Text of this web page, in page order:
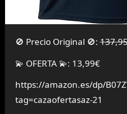
🚫 Precio Original 🚫:
💫 OFERTA 💫: 13,99€
https://amazon.es/dp/
tag=cazaofertasaz-21